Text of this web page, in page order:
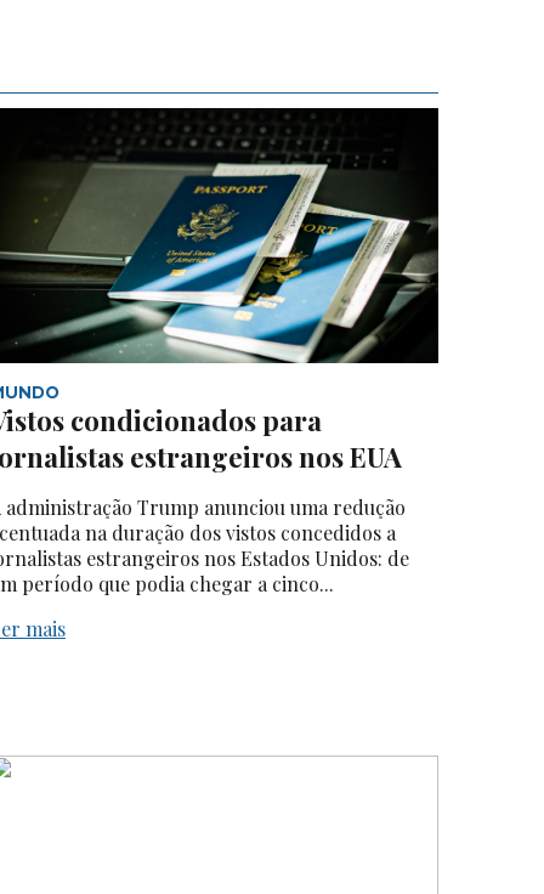
condicionados para
estrangeiros nos EUA
administração Trump anunciou uma redução
na duração dos vistos concedidos a
estrangeiros nos Estados Unidos: de
período que podia chegar a cinco...
mais